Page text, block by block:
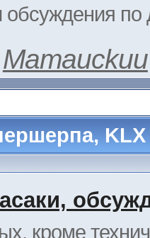
обсуждения
Mamauckuu
кроме